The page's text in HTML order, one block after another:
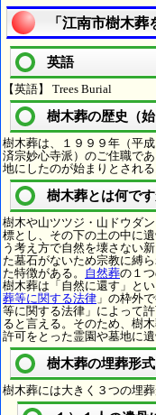
「江南市樹木
英語
【英語】 Trees Burial
樹木葬の歴史（始
樹木葬は、１９９９年（平
済宗妙心寺派）のご住職で
地にしたのが始まりとされる
樹木葬とは何です
樹木や山ツツジ・山ドウダ
標とし、その下の土の中に
う考え方で自然を壊さない
た墓石がないため宗教に縛
た特徴がある。 自然葬の１つ
樹木葬は「自然に還す」と
葬等に関する法律 」の枠外
等に関する法律」によって
ると言える。そのため、樹
許可をとった霊園や墓地に
樹木葬の埋葬形
樹木葬には大きく３つの埋葬